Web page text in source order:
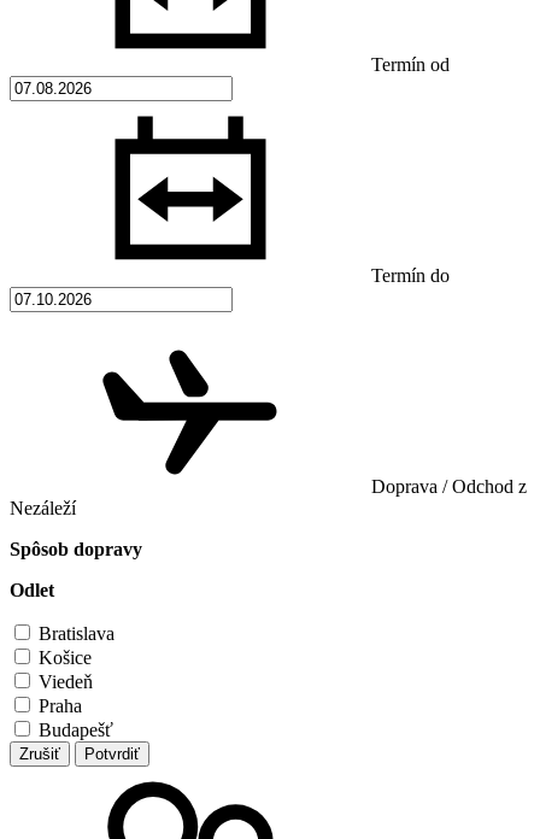
Termín od
Termín do
Doprava / Odchod z
Nezáleží
Spôsob dopravy
Odlet
Bratislava
Košice
Viedeň
Praha
Budapešť
Zrušiť Potvrdiť